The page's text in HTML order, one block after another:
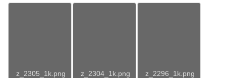
z_2305_1k.png z_2304_1k.png z_2296_1k.png